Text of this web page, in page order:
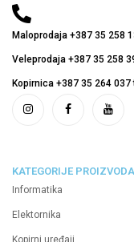
Maloprodaja +387 35 258
Veleprodaja +387 35 258
Kopirnica +387 35 264
KATEGORIJE PROIZVODA
Informatika
Elektornika
Kopirni uređaji